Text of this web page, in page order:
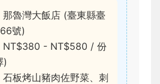
那魯灣大飯店 (臺東縣臺
號)
NT$380 - NT$580 / 份
)
石板烤山豬肉佐野菜、刺